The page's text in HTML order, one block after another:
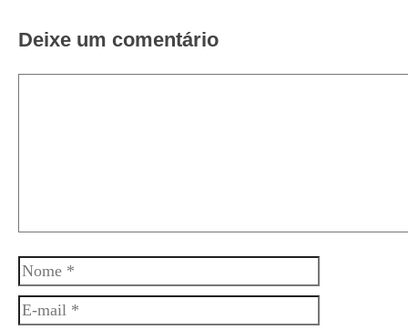
Deixe um comentário
Nome
mail